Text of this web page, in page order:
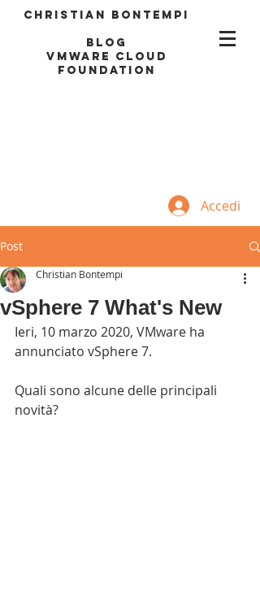
Christian Bontempi
blog
VMWARE CLOUD
FOUNDATION
Accedi
Post
vSphere 7 What's New
Christian Bontempi
Ieri, 10 marzo 2020, VMware ha
annunciato vSphere 7.
Quali sono alcune delle principali
novità?